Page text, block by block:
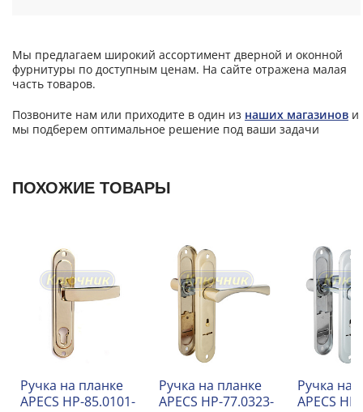
Мы предлагаем широкий ассортимент дверной и оконной
фурнитуры по доступным ценам. На сайте отражена малая
часть товаров.
Позвоните нам или приходите в один из наших магазинов и
мы подберем оптимальное решение под ваши задачи
ПОХОЖИЕ ТОВАРЫ
Ручка на планке
APECS HP-85.0101-
Ручка на планке
APECS HP-77.0323-
Ручка на
APECS